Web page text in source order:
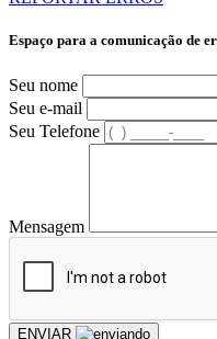
Espaço para a comunicação de
Seu nome
Seu e-mail
Seu Telefone
Mensagem
ENVIAR